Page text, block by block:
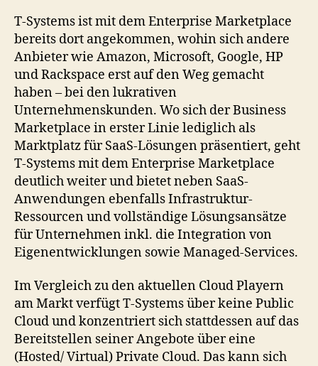
T-Systems ist mit dem Enterprise Marketplace
bereits dort angekommen, wohin sich andere
Anbieter wie Amazon, Microsoft, Google, HP
und Rackspace erst auf den Weg gemacht
haben – bei den lukrativen
Unternehmenskunden. Wo sich der Business
Marketplace in erster Linie lediglich als
Marktplatz für SaaS-Lösungen präsentiert, geht
T-Systems mit dem Enterprise Marketplace
deutlich weiter und bietet neben SaaS-
Anwendungen ebenfalls Infrastruktur-
Ressourcen und vollständige Lösungsansätze
für Unternehmen inkl. die Integration von
Eigenentwicklungen sowie Managed-Services.
Im Vergleich zu den aktuellen Cloud Playern
am Markt verfügt T-Systems über keine Public
Cloud und konzentriert sich stattdessen auf das
Bereitstellen seiner Angebote über eine
(Hosted/ Virtual) Private Cloud. Das kann sich